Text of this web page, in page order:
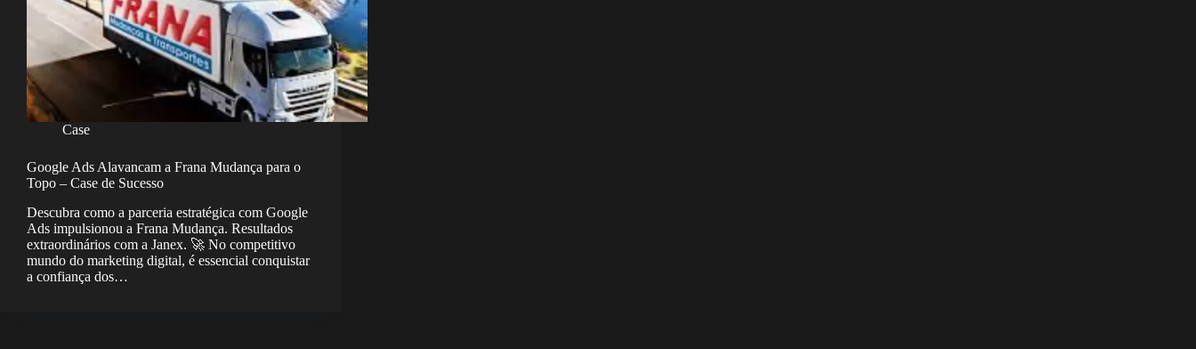
Case
Google Ads Alavancam a Frana Mudança para o
Topo – Case de Sucesso
Descubra como a parceria estratégica com Google
Ads impulsionou a Frana Mudança. Resultados
extraordinários com a Janex. 🚀 No competitivo
mundo do marketing digital, é essencial conquistar
a confiança dos…